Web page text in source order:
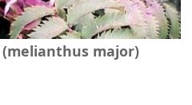
(melianthus major)